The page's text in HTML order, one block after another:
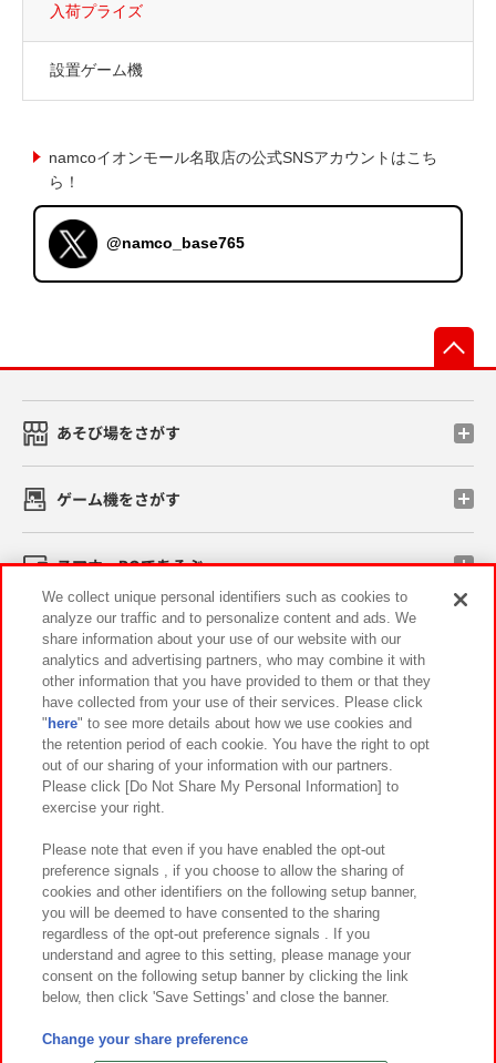
入荷プライズ
設置ゲーム機
namcoイオンモール名取店の公式SNSアカウントはこち
ら！
@namco_base765
あそび場をさがす
ゲーム機をさがす
スマホ・PCであそぶ
イベント・キャンペーン
関連会社 サステナビリティ サイトポリシー
プライバシーポリシー ウェブアクセシビリティ方針と検証結果
お取引先さまとともに
カスタマーハラスメント対応方針 よくあるご質問・お問い合わせ
©Bandai Namco Amusement Inc.
©Bandai Namco Amusement Lab Inc.
We collect unique personal identifiers such as cookies to
analyze our traffic and to personalize content and ads. We
share information about your use of our website with our
analytics and advertising partners, who may combine it with
other information that you have provided to them or that they
have collected from your use of their services. Please click
" here" to see more details about how we use cookies and
the retention period of each cookie. You have the right to opt
out of our sharing of your information with our partners.
Please click [Do Not Share My Personal Information] to
exercise your right.
Please note that even if you have enabled the opt-out
preference signals , if you choose to allow the sharing of
cookies and other identifiers on the following setup banner,
you will be deemed to have consented to the sharing
regardless of the opt-out preference signals . If you
understand and agree to this setting, please manage your
consent on the following setup banner by clicking the link
below, then click 'Save Settings' and close the banner.
Change your share preference